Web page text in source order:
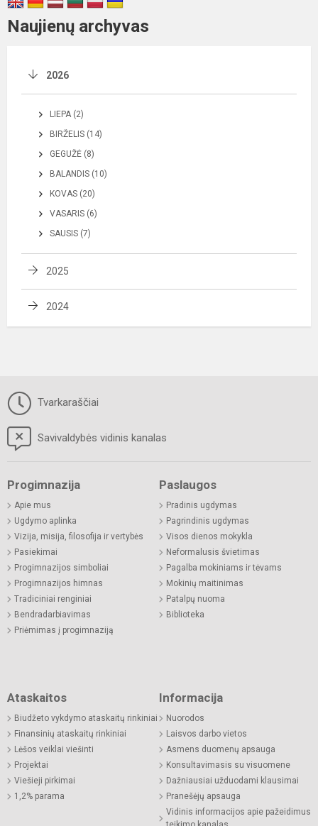
Naujienų archyvas
2026
LIEPA (2)
BIRŽELIS (14)
GEGUŽĖ (8)
BALANDIS (10)
KOVAS (20)
VASARIS (6)
SAUSIS (7)
2025
2024
Tvarkaraščiai
Savivaldybės vidinis kanalas
Progimnazija
Apie mus
Ugdymo aplinka
Vizija, misija, filosofija ir vertybės
Pasiekimai
Progimnazijos simboliai
Progimnazijos himnas
Tradiciniai renginiai
Bendradarbiavimas
Priėmimas į progimnaziją
Paslaugos
Pradinis ugdymas
Pagrindinis ugdymas
Visos dienos mokykla
Neformalusis švietimas
Pagalba mokiniams ir tėvams
Mokinių maitinimas
Patalpų nuoma
Biblioteka
Ataskaitos
Biudžeto vykdymo ataskaitų rinkiniai
Finansinių ataskaitų rinkiniai
Lėšos veiklai viešinti
Projektai
Viešieji pirkimai
1,2% parama
Informacija
Nuorodos
Laisvos darbo vietos
Asmens duomenų apsauga
Konsultavimasis su visuomene
Dažniausiai užduodami klausimai
Pranešėjų apsauga
Vidinis informacijos apie pažeidimus